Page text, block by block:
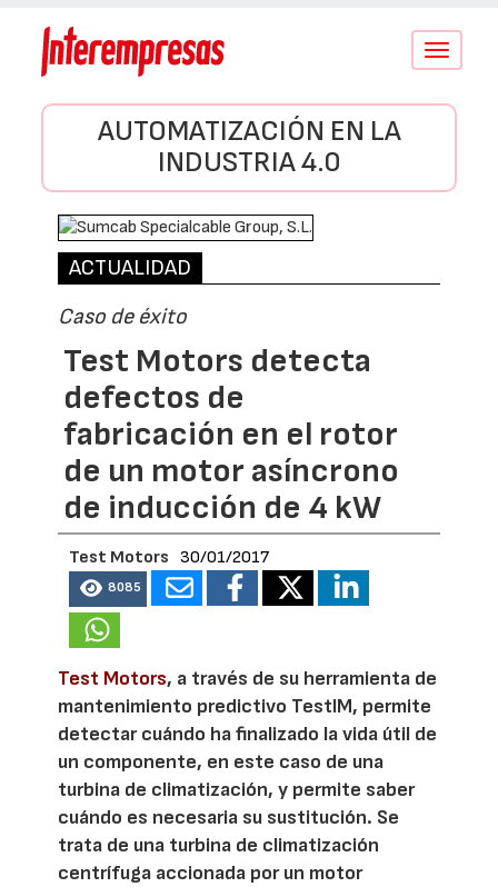
Conmutar
AUTOMATIZACIÓN EN LA
INDUSTRIA 4.0
ACTUALIDAD
Caso de éxito
Test Motors detecta
defectos de
fabricación en el rotor
de un motor asíncrono
de inducción de 4 kW
Test Motors 30/01/2017
8085
Test Motors, a través de su herramienta de
mantenimiento predictivo TestIM, permite
detectar cuándo ha finalizado la vida útil de
un componente, en este caso de una
turbina de climatización, y permite saber
cuándo es necesaria su sustitución. Se
trata de una turbina de climatización
centrífuga accionada por un motor